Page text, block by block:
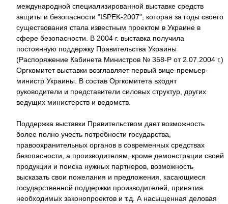
международной специализированной выставке средств
защиты и безопасности "ISPEK-2007", которая за годы своего
существования стала известным проектом в Украине в
сфере безопасности. В 2004 г. выставка получила
постоянную поддержку Правительства Украины
(Распоряжение Кабинета Министров № 358-Р от 2.07.2004 г.)
Оргкомитет выставки возглавляет первый вице-премьер-
министр Украины. В состав Оргкомитета входят
руководители и представители силовых структур, других
ведущих министерств и ведомств.
Поддержка выставки Правительством дает возможность
более полно учесть потребности государства,
правоохранительных органов в современных средствах
безопасности, а производителям, кроме демонстрации своей
продукции и поиска нужных партнеров, возможность
высказать свои пожелания и предложения, касающиеся
государственной поддержки производителей, принятия
необходимых законопроектов и т.д. А насыщенная деловая